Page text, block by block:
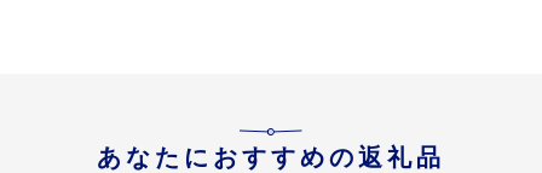
あなたにおすすめの返礼品